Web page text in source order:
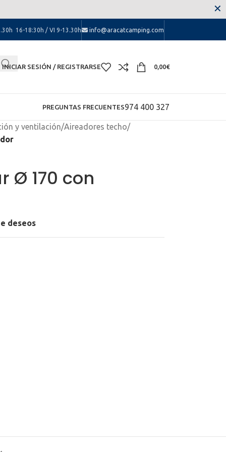
16-18:30h / VI 9-13.30h info@aracatcamping.com
INICIAR SESIÓN / REGISTRARSE 0,00€
PREGUNTAS FRECUENTES974 400 327
✕
y ventilación/Aireadores techo/
Ø 170 con
deseos